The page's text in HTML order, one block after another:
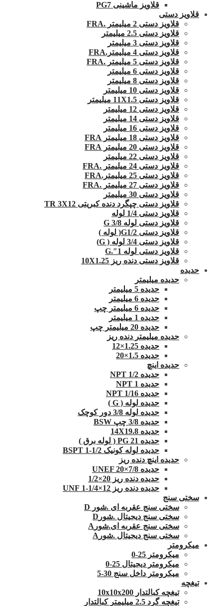
قلاویز ماشینی PG7
قلاویز دستی
قلاویز دستی 2 میلیمتر .FRA
قلاویز دستی 2.5 میلیمتر
قلاویز دستی 3 میلیمتر
قلاویز دستی 4 میلیمتر.FRA
قلاویز دستی 5 میلیمتر .FRA
قلاویز دستی 6 میلیمتر
قلاویز دستی 8 میلیمتر
قلاویز دستی 10 میلیمتر
قلاویز دستی 11X1.5 میلیمتر
قلاویز دستی 12 میلیمتر
قلاویز دستی 14 میلیمتر
قلاویز دستی 16 میلیمتر
قلاویز دستی 18 میلیمتر FRA
قلاویز دستی 20 میلیمتر FRA
قلاویز دستی 22 میلیمتر
قلاویز دستی 24 میلیمتر .FRA
قلاویز دستی 25 میلیمتر.FRA
قلاویز دستی 27 میلیمتر .FRA
قلاویز دستی 30 میلیمتر
قلاویز دستی چپگرد دنده کبریتی TR 3X12
قلاویز دستی 1/4 لوله
قلاویز دستی لوله G 3/8
قلاویز دستی G1/2( لوله )
قلاویز دستی 3/4 لوله ( G)
قلاویز دستی لوله 1″.G
قلاویز دستی دنده ریز 10X1.25
حدیده
حدیده میلیمتر
حدیده 5 میلیمتر
حدیده 6 میلیمتر
حدیده 6 میلیمتر چپ
حدیده 1 میلیمتر
حدیده 20 میلیمتر چپ
حدیده میلیمتر دنده ریز
حدیده 1.25×12
حدیده 1.5×20
حدیده اینچ
حدیده 1/2 NPT
حدیده NPT 1
حدیده 1/16 NPT
حدیده لوله ( G )
حدیده لوله 3/8 دور کوچک
حدیده 3/8 چپ BSW
حدیده 14X19.8
حدیده 21 PG ( لوله برق )
حدیده لوله کونیک 1/2-1 BSPT
حدیده اینچ دنده ریز
حدیده UNEF 20×7/8
حدیده دنده ریز 20×1/2
حدیده دنده ریز 12×1/4-1 UNF
سختی سنج
سختی سنج عقربه ای .شور D
سختی سنج دیجیتال .شورD
سختی سنج عقربه ای.شورA
سختی سنج دیجیتال .شورA
میکرومتر
میکرومتر 25-0
میکرومتر دیجیتال 25-0
میکرومتر داخل سنج 30-5
تیغچه
تیغچه کبالتدار 10x10x200
تیغچه گرد 2.5 میلیمتر کبالتدار